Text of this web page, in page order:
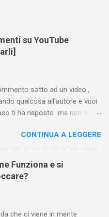
su YouTube
sotto ad un video ,
qualcosa all'autore e vuoi
ti ha risposto ma non trovi
tipo " cronologia commenti
simili? Vuoi sapere come
dal tuo computer (PC/Mac)
(Android o iPhone)
questa guida ti mostrerò dove
di YouTube , ossia
CONTINUA A LEGGERE
Funziona e si
che ci viene in mente